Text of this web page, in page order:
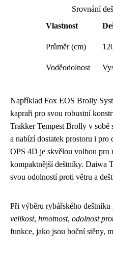
Srovnání
Vlastnost
Průměr (cm)
Voděodolnost
Například Fox EOS Brolly
kapraři pro svou robustní
Trakker Tempest Brolly v sobě
a nabízí dostatek prostoru i pro
OPS 4D je skvělou volbou pro
kompaktnější deštníky. Daiwa
svou odolností proti větru a
Při výběru rybářského
velikost, hmotnost, odolnost
funkce, jako jsou boční stěny,